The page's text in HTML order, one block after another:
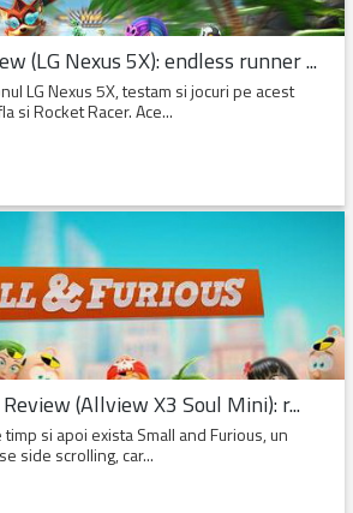
JOCURI
MICROSOFT
SAGEM
SONY ERICSSON
TOPURI
(LG Nexus 5X): endless runner ...
LG Nexus 5X, testam si jocuri pe acest
si Rocket Racer. Ace...
(Allview X3 Soul Mini): r...
si apoi exista Small and Furious, un
side scrolling, car...